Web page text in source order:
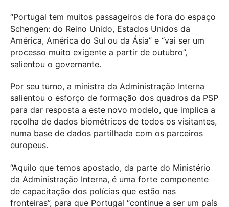
“Portugal tem muitos passageiros de fora do espaço
Schengen: do Reino Unido, Estados Unidos da
América, América do Sul ou da Ásia” e “vai ser um
processo muito exigente a partir de outubro”,
salientou o governante.
Por seu turno, a ministra da Administração Interna
salientou o esforço de formação dos quadros da PSP
para dar resposta a este novo modelo, que implica a
recolha de dados biométricos de todos os visitantes,
numa base de dados partilhada com os parceiros
europeus.
“Aquilo que temos apostado, da parte do Ministério
da Administração Interna, é uma forte componente
de capacitação dos polícias que estão nas
fronteiras”, para que Portugal “continue a ser um país